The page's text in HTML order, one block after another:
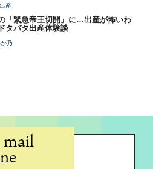
産
「緊急帝王切開」に…出産が怖いわ
タバタ出産体験談
乃